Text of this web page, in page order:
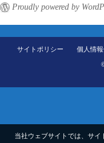
Proudly powered by
サイトポリシー 個人情
当社ウェブサイトでは、サ